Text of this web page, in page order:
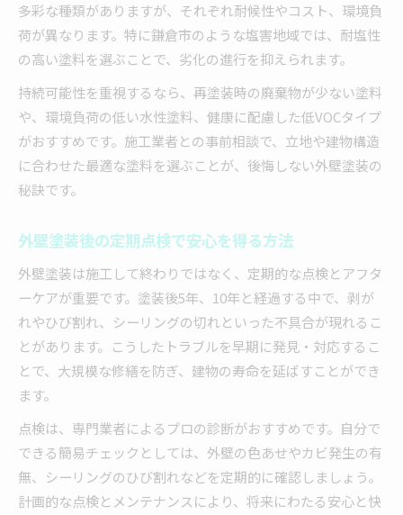
多彩な種類がありますが、それぞれ耐候性やコスト、環境負
荷が異なります。特に鎌倉市のような塩害地域では、耐塩性
の高い塗料を選ぶことで、劣化の進行を抑えられます。
持続可能性を重視するなら、再塗装時の廃棄物が少ない塗料
や、環境負荷の低い水性塗料、健康に配慮した低VOCタイプ
がおすすめです。施工業者との事前相談で、立地や建物構造
に合わせた最適な塗料を選ぶことが、後悔しない外壁塗装の
秘訣です。
外壁塗装後の定期点検で安心を得る方法
外壁塗装は施工して終わりではなく、定期的な点検とアフタ
ーケアが重要です。塗装後5年、10年と経過する中で、剥が
れやひび割れ、シーリングの切れといった不具合が現れるこ
とがあります。こうしたトラブルを早期に発見・対応するこ
とで、大規模な修繕を防ぎ、建物の寿命を延ばすことができ
ます。
点検は、専門業者によるプロの診断がおすすめです。自分で
できる簡易チェックとしては、外壁の色あせやカビ発生の有
無、シーリングのひび割れなどを定期的に確認しましょう。
計画的な点検とメンテナンスにより、将来にわたる安心と快